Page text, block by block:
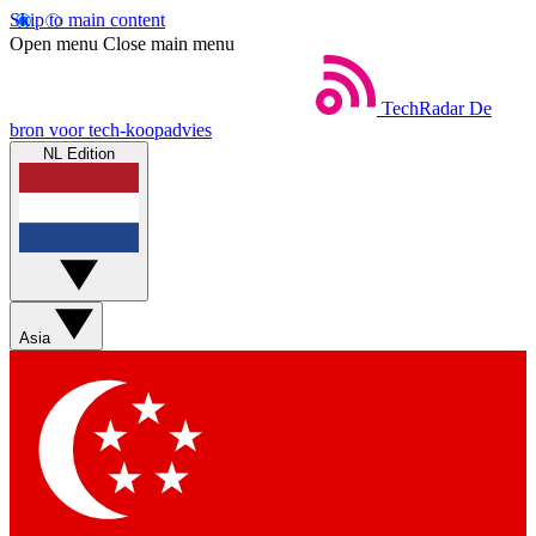
Skip to main content
Open menu Close main menu
TechRadar De
bron voor tech-koopadvies
NL Edition
Asia